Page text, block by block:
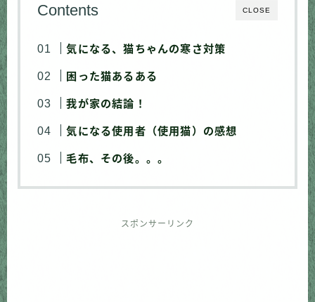
CLOSE
Contents
気になる、猫ちゃんの寒さ対策
困った猫あるある
我が家の結論！
気になる使用者（使用猫）の感想
毛布、その後。。。
スポンサーリンク